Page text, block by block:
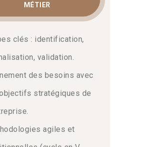
MÉTIER
clés : identification,
validation.
des besoins avec
stratégiques de
agiles et